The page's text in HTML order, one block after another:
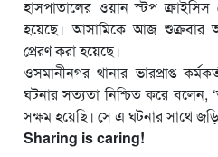
হাসপাতালের ওয়ান স্টপ ক্রাইসিস
হয়েছে। আসামিকে আজ শুক্রবার
প্রেরণ করা হয়েছে।
ওসমানীনগর থানার ভারপ্রাপ্ত
ঘটনার সত্যতা নিশ্চিত করে বলেন,
সক্ষম হয়েছি। সে এ ঘটনার সাথে
Sharing is caring!